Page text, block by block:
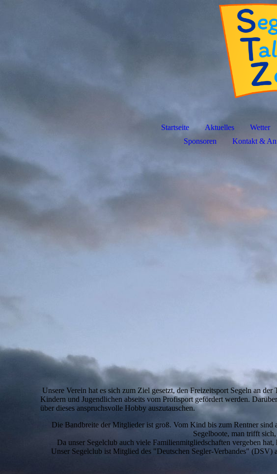
Startseite Aktuelles Wetter
Sponsoren
Kontakt &
Unsere Verein hat es sich zum Ziel gesetzt, den Freizeitsport Segeln an
Kindern und Jugendlichen abseits vom Profisport gefördert werden.
über dieses anspruchsvolle Hobby auszutauschen.
Die Bandbreite der Mitglieder ist groß. Vom Kind bis zum Rentner sind
Segelboote, man trifft
Da unser Segelclub auch viele Familienmitgliedschaften vergeben
Unser Segelclub ist Mitglied des "Deutschen Segler-Verbandes"